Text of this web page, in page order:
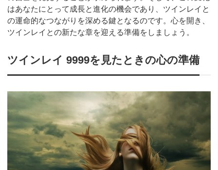
はあなたにとって成長と進化の機会であり、ツインレイと
の運命的なつながりを深める鍵となるのです。心を開き、
ツインレイとの新たな章を迎える準備をしましょう。
ツインレイ 9999を見たときの心の準備